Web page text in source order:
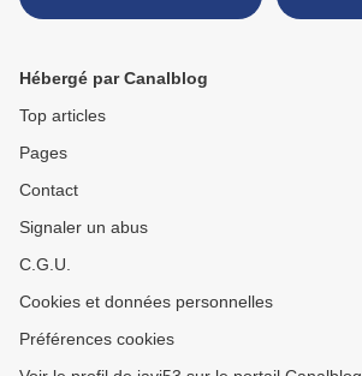
Hébergé par Canalblog
Top articles
Pages
Contact
Signaler un abus
C.G.U.
Cookies et données personnelles
Préférences cookies